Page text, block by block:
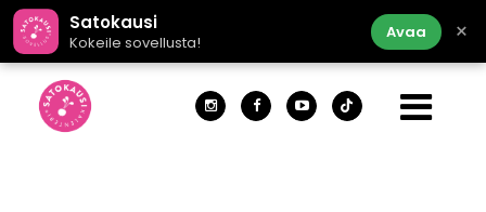
Satokausi
Kokeile sovellusta!
Avaa ×